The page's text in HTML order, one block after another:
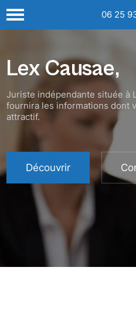
06 25
Lex Causae,
Juriste indépendante située à
fournira les informations dont
attractif.
Découvrir